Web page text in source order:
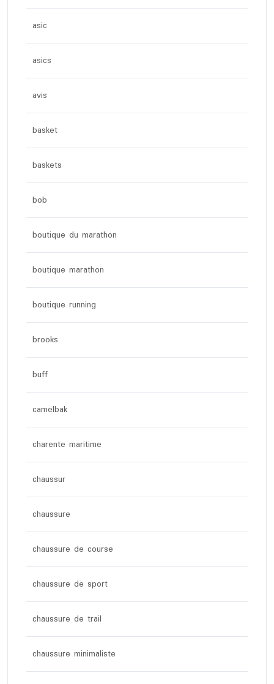
asic
asics
avis
basket
baskets
bob
boutique du marathon
boutique marathon
boutique running
brooks
buff
camelbak
charente maritime
chaussur
chaussure
chaussure de course
chaussure de sport
chaussure de trail
chaussure minimaliste